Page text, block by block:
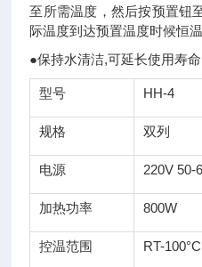
至所需温度，然后按预置钮
际温度到达预置温度时候恒
●保持水清洁,可延长使用寿命
型号 HH-4
规格 双列
电源 220V 50-
加热功率 800W
控温范围 RT-100°C